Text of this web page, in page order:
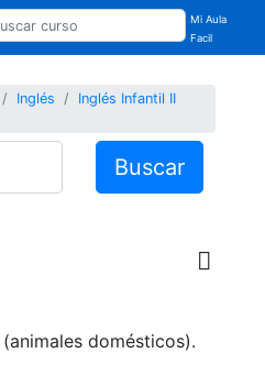
Mi Aula
Facil
Inglés
Inglés Infantil II
Buscar
domésticos).